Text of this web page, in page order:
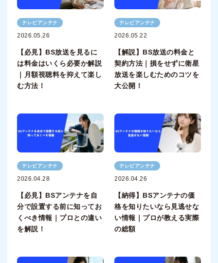
テレビアンテナ
2026.05.26
【必見】BS放送を見るに
は料金はいくら必要か解説
｜月額視聴料を抑えて楽し
む方法！
テレビアンテナ
2026.05.22
【解説】BS放送の料金と
契約方法｜損をせずに衛星
放送を楽しむためのコツを
大公開！
テレビアンテナ
2026.04.28
【必見】BSアンテナを自
分で設置する前に知ってお
くべき情報｜プロとの違い
を解説！
テレビアンテナ
2026.04.26
【納得】BSアンテナの価
格を知りたいなら見逃せな
い情報｜プロが教える実際
の総額